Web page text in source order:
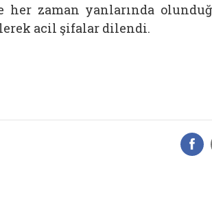
her zaman yanlarında
acil şifalar dilendi.